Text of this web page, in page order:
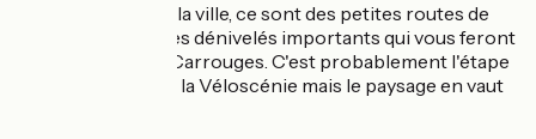
Une fois sortie de la ville, ce sont des petites routes de
campagne avec des dénivelés importants qui vous feront
musarder jusqu'à Carrouges. C'est probablement l'étape
la plus sportive de la Véloscénie mais le paysage en vaut